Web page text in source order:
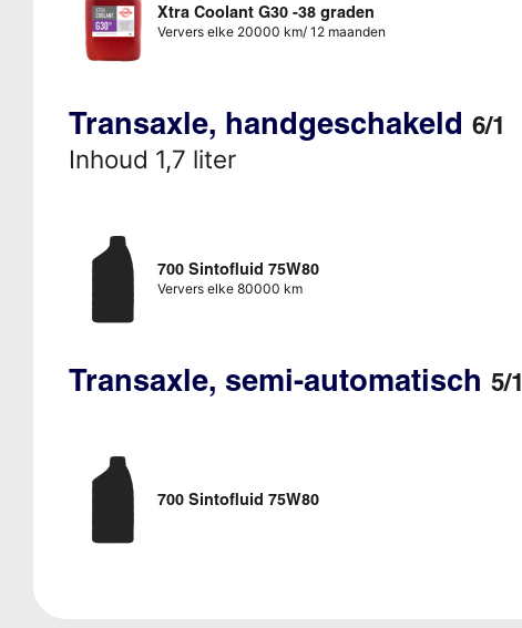
Xtra Coolant G30 -38 graden
Ververs elke 20000 km/ 12 maanden
Transaxle, handgeschakeld 6/1
Inhoud 1,7 liter
700 Sintofluid 75W80
Ververs elke 80000 km
Transaxle, semi-automatisch 5/1
700 Sintofluid 75W80